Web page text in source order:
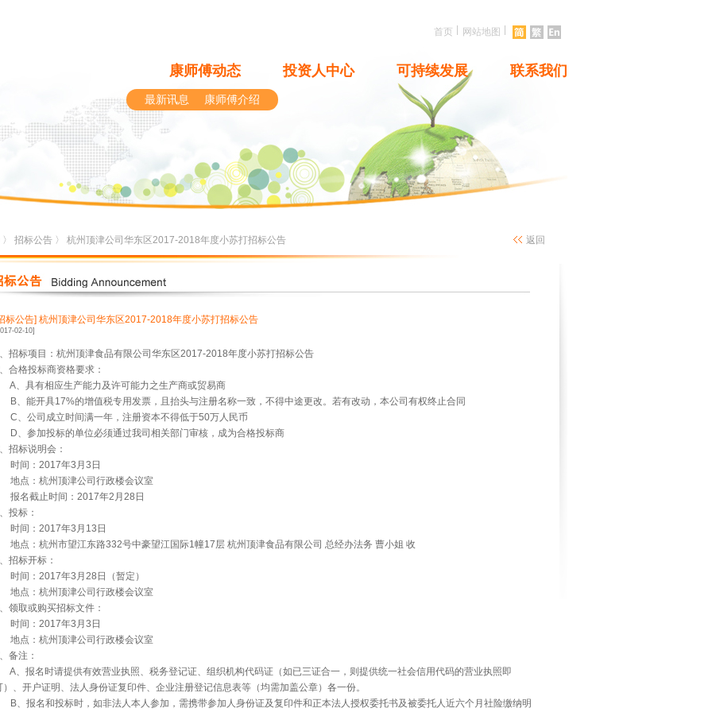
首页 网站地图
康师傅动态 投资人中心 可持续发展 联系我们
最新讯息 康师傅介绍
〉 招标公告 〉 杭州顶津公司华东区2017-2018年度小苏打招标公告 返回
标公告] 杭州顶津公司华东区2017-2018年度小苏打招标公告
02-10]
、招标项目：杭州顶津食品有限公司华东区2017-2018年度小苏打招标公告
、合格投标商资格要求：
A、具有相应生产能力及许可能力之生产商或贸易商
B、能开具17%的增值税专用发票，且抬头与注册名称一致，不得中途更改。若有改动，本公司有权终止合同
C、公司成立时间满一年，注册资本不得低于50万人民币
D、参加投标的单位必须通过我司相关部门审核，成为合格投标商
、招标说明会：
时间： 2017年3 月 3 日
地点：杭州顶津公司行政楼会议室
报名截止时间： 2017年2 月 28 日
、投标：
时间： 2017年3 月 13 日
地点：杭州市望江东路332号中豪望江国际1幢17层 杭州顶津食品有限公司 总经办法务 曹小姐 收
、招标开标：
时间： 2017年3 月 28 日（暂定）
地点：杭州顶津公司行政楼会议室
、领取或购买招标文件：
时间： 2017年3 月 3 日
地点：杭州顶津公司行政楼会议室
、备注：
A、报名时请提供有效营业执照、税务登记证、组织机构代码证（如已三证合一，则提供统一社会信用代码的营业执照即
）、开户证明、法人身份证复印件、企业注册登记信息表等（均需加盖公章）各一份。
B、报名和投标时，如非法人本人参加，需携带参加人身份证及复印件和正本法人授权委托书及被委托人近六个月社险缴纳明